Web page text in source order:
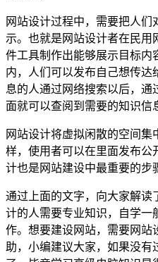
网站设计过程中，需要把人
示。也就是网站设计者在民
件工具制作出能够展示目标内
内，人们可以发布自己想传
息的人通过网络搜索以后，通
面就可以查阅到需要的知识信
网站设计将虚拟闲散的空间
样，使用者可以在里面发布公
计也是网站建设中最重要的步
通过上面的文字，向大家解读
计的人需要专业知识，自学一
作。想要建设网站，需要网站
助，小编建议大家，如果没